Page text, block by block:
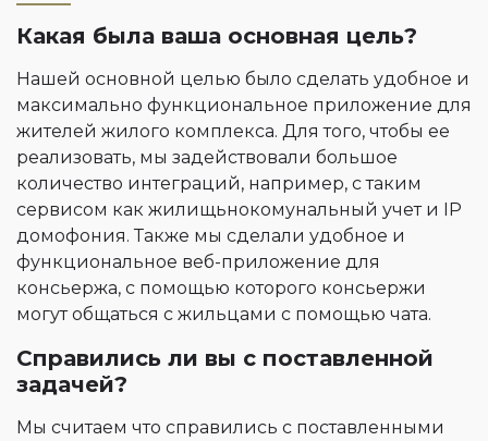
Какая была ваша основная цель?
Нашей основной целью было сделать удобное и
максимально функциональное приложение для
жителей жилого комплекса. Для того, чтобы ее
реализовать, мы задействовали большое
количество интеграций, например, с таким
сервисом как жилищьнокомунальный учет и IP
домофония. Также мы сделали удобное и
функциональное веб-приложение для
консьержа, с помощью которого консьержи
могут общаться с жильцами с помощью чата.
Справились ли вы с поставленной
задачей?
Мы считаем что справились с поставленными